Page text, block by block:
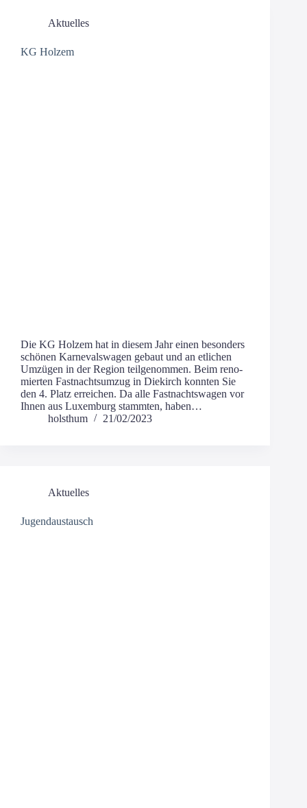
Aktuelles
KG Holzem
Die KG Hol­zem hat in die­sem Jahr einen beson­ders
schö­nen Kar­ne­vals­wa­gen gebaut und an etli­chen
Umzü­gen in der Regi­on teil­ge­nom­men. Beim reno­
mier­ten Fast­nachts­um­zug in Die­kirch konn­ten Sie
den 4. Platz errei­chen. Da alle Fast­nachts­wa­gen vor
Ihnen aus Luxem­burg stamm­ten, haben…
holsthum
21/02/2023
Aktuelles
Jugendaustausch